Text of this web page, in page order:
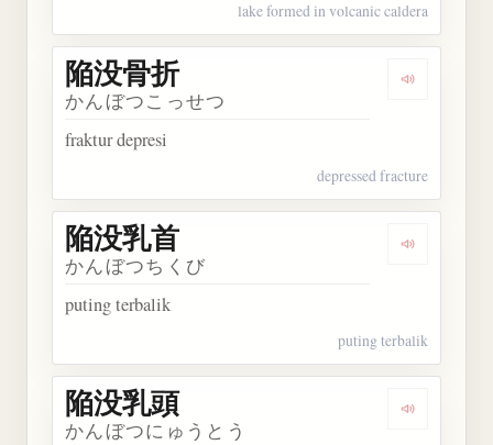
lake formed in volcanic caldera
Dengarkan
陥没骨折
かんぼつこっせつ
fraktur depresi
depressed fracture
Dengarkan
陥没乳首
かんぼつちくび
puting terbalik
puting terbalik
Dengarkan
陥没乳頭
かんぼつにゅうとう